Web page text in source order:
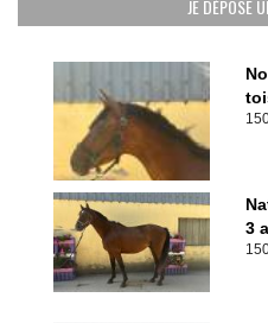
JE DÉPOSE
3